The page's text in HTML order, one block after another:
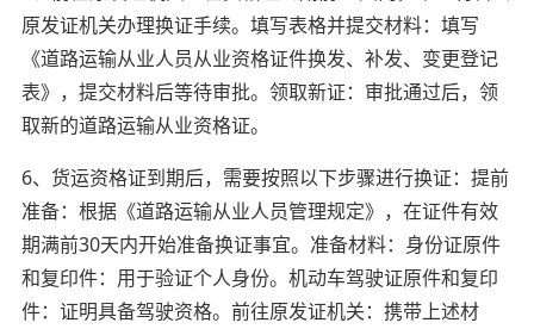
原发证机关办理换证手续。填写表格并提交材料：填写
《道路运输从业人员从业资格证件换发、补发、变更登记
表》，提交材料后等待审批。领取新证：审批通过后，领
取新的道路运输从业资格证。
6、货运资格证到期后，需要按照以下步骤进行换证：提前
准备：根据《道路运输从业人员管理规定》，在证件有效
期满前30天内开始准备换证事宜。准备材料：身份证原件
和复印件：用于验证个人身份。机动车驾驶证原件和复印
件：证明具备驾驶资格。前往原发证机关：携带上述材